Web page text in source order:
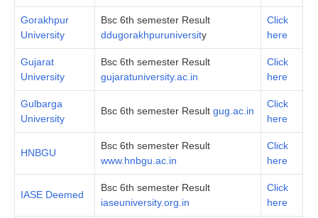
Gorakhpur
University
Bsc 6th semester Result
ddugorakhpuruniversity
Click
here
Gujarat
University
Bsc 6th semester Result
gujaratuniversity.ac.in
Click
here
Gulbarga
University
Bsc 6th semester Result gug.ac.in
Click
here
HNBGU
Bsc 6th semester Result
www.hnbgu.ac.in
Click
here
IASE Deemed
Bsc 6th semester Result
iaseuniversity.org.in
Click
here